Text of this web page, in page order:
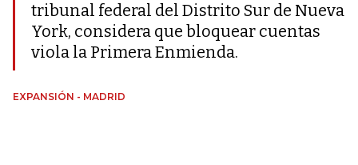
tribunal federal del Distrito Sur de Nueva
York, considera que bloquear cuentas
viola la Primera Enmienda.
EXPANSIÓN - MADRID